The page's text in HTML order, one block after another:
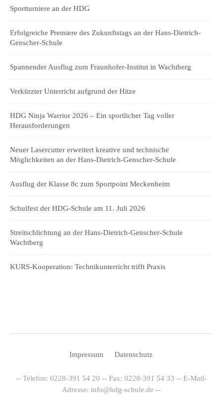
Sportturniere an der HDG
Erfolgreiche Premiere des Zukunftstags an der Hans-Dietrich-
Genscher-Schule
Spannender Ausflug zum Fraunhofer-Institut in Wachtberg
Verkürzter Unterricht aufgrund der Hitze
HDG Ninja Warrior 2026 – Ein sportlicher Tag voller
Herausforderungen
Neuer Lasercutter erweitert kreative und technische
Möglichkeiten an der Hans-Dietrich-Genscher-Schule
Ausflug der Klasse 8c zum Sportpoint Meckenheim
Schulfest der HDG-Schule am 11. Juli 2026
Streitschlichtung an der Hans-Dietrich-Genscher-Schule
Wachtberg
KURS-Kooperation: Technikunterricht trifft Praxis
Impressum Datenschutz
-- Telefon: 0228-391 54 20 -- Fax: 0228-391 54 33 -- E-Mail-
Adresse: info@hdg-schule.de --